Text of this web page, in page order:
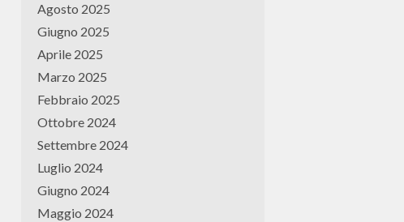
Agosto 2025
Giugno 2025
Aprile 2025
Marzo 2025
Febbraio 2025
Ottobre 2024
Settembre 2024
Luglio 2024
Giugno 2024
Maggio 2024